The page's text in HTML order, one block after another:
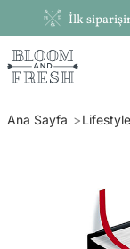
İlk
Ana Sayfa Lifestyle